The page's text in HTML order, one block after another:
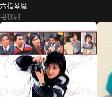
六指琴魔
电视剧